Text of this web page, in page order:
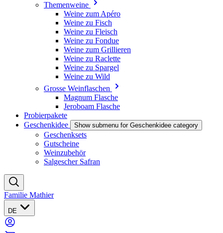
Themenweine
Weine zum Apéro
Weine zu Fisch
Weine zu Fleisch
Weine zu Fondue
Weine zum Grillieren
Weine zu Raclette
Weine zu Spargel
Weine zu Wild
Grosse Weinflaschen
Magnum Flasche
Jeroboam Flasche
Probierpakete
Geschenkidee
Show submenu for Geschenkidee category
Geschenksets
Gutscheine
Weinzubehör
Salgescher Safran
Familie Mathier
DE